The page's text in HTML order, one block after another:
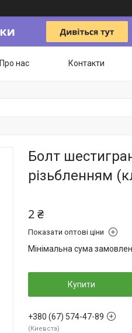
Про нас Контакти
Болт
різьбленням
2 ₴
Показати оптові ціни
Мінімальна сума
Купити
+380 (67) 574-47-89
Киевста